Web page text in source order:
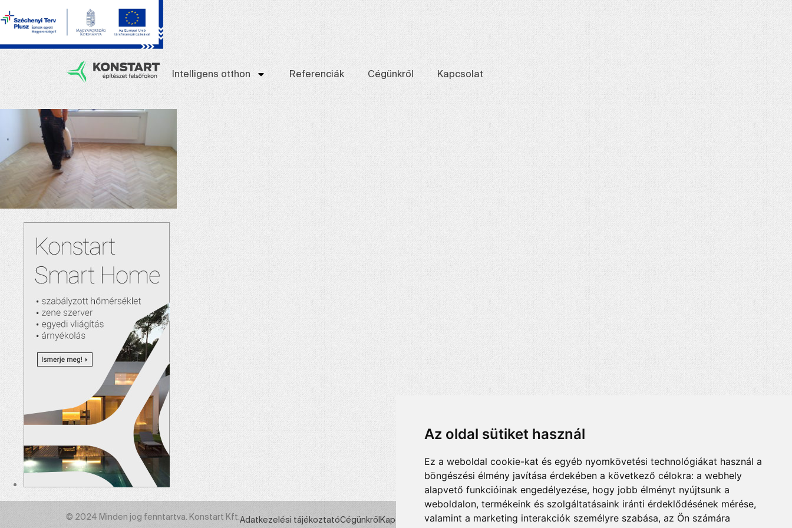
Az oldal sütiket használ
Ez a weboldal cookie-kat és egyéb nyomkövetési technológiákat használ a
böngészési élmény javítása érdekében a következő célokra: a webhely
alapvető funkcióinak engedélyezése, hogy jobb élményt nyújtsunk a
weboldalon, termékeink és szolgáltatásaink iránti érdeklődésének mérése,
valamint a marketing interakciók személyre szabása, az Ön számára
Intelligens otthon Referenciák Cégünkről Kapcsolat
© 2024 Minden jog fenntartva. Konstart Kft.Adatkezelési tájékoztatóCégünkrőlKapcsolat